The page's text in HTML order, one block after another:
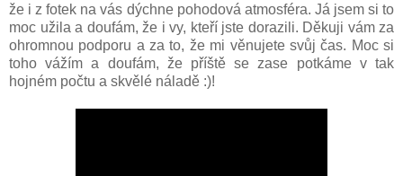
že i z fotek na vás dýchne pohodová atmosféra. Já jsem si to
moc užila a doufám, že i vy, kteří jste dorazili. Děkuji vám za
ohromnou podporu a za to, že mi věnujete svůj čas. Moc si
toho vážím a doufám, že příště se zase potkáme v tak
hojném počtu a skvělé náladě :)!